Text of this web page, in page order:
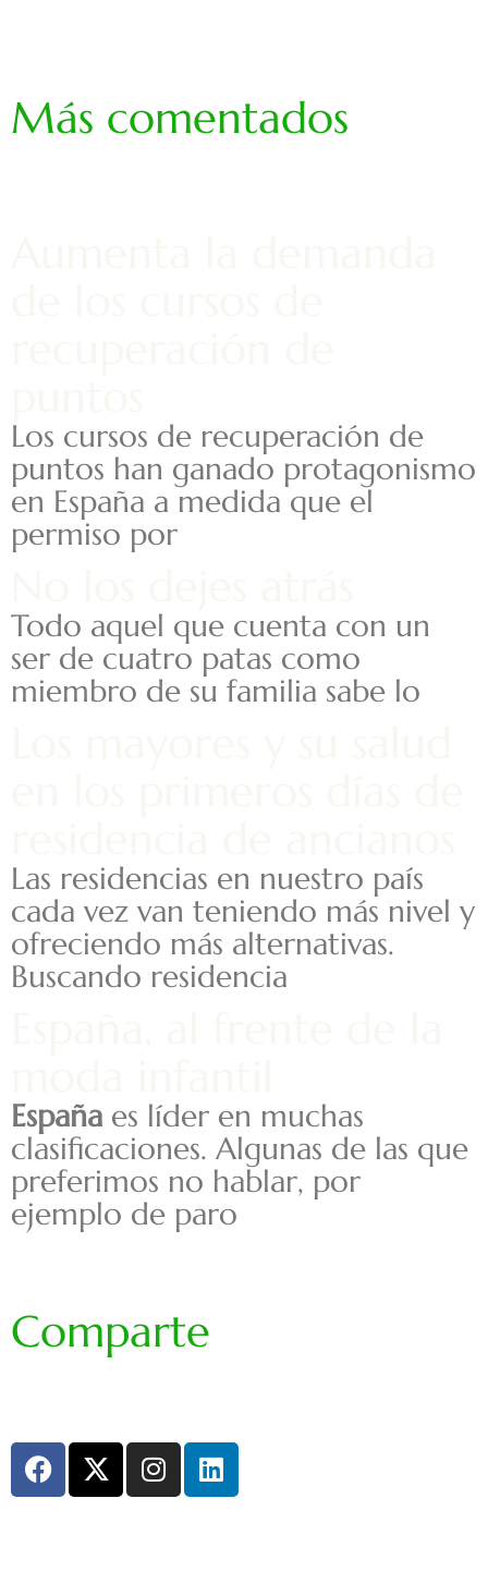
Más comentados
Los cursos de recuperación de
puntos han ganado protagonismo
en España a medida que el
permiso por
Todo aquel que cuenta con un
ser de cuatro patas como
miembro de su familia sabe lo
Las residencias en nuestro país
cada vez van teniendo más nivel y
ofreciendo más alternativas.
Buscando residencia
España es líder en muchas
clasificaciones. Algunas de las que
preferimos no hablar, por
ejemplo de paro
Comparte
F
a
X
-
I
n
L
i